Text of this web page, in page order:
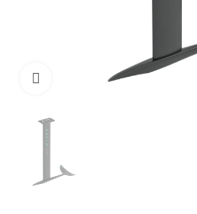
Cliquez pour agrandir